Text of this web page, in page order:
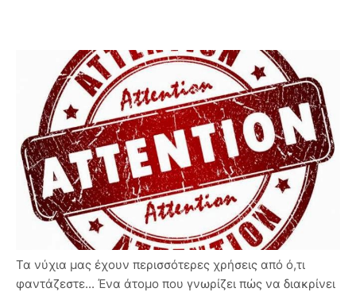
Τα νύχια μας έχουν περισσότερες χρήσεις από ό,τι
φαντάζεστε... Ένα άτομο που γνωρίζει πώς να διακρίνει